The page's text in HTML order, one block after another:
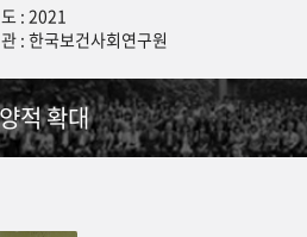
: 2021
: 한국보건사회연구원
적 확대